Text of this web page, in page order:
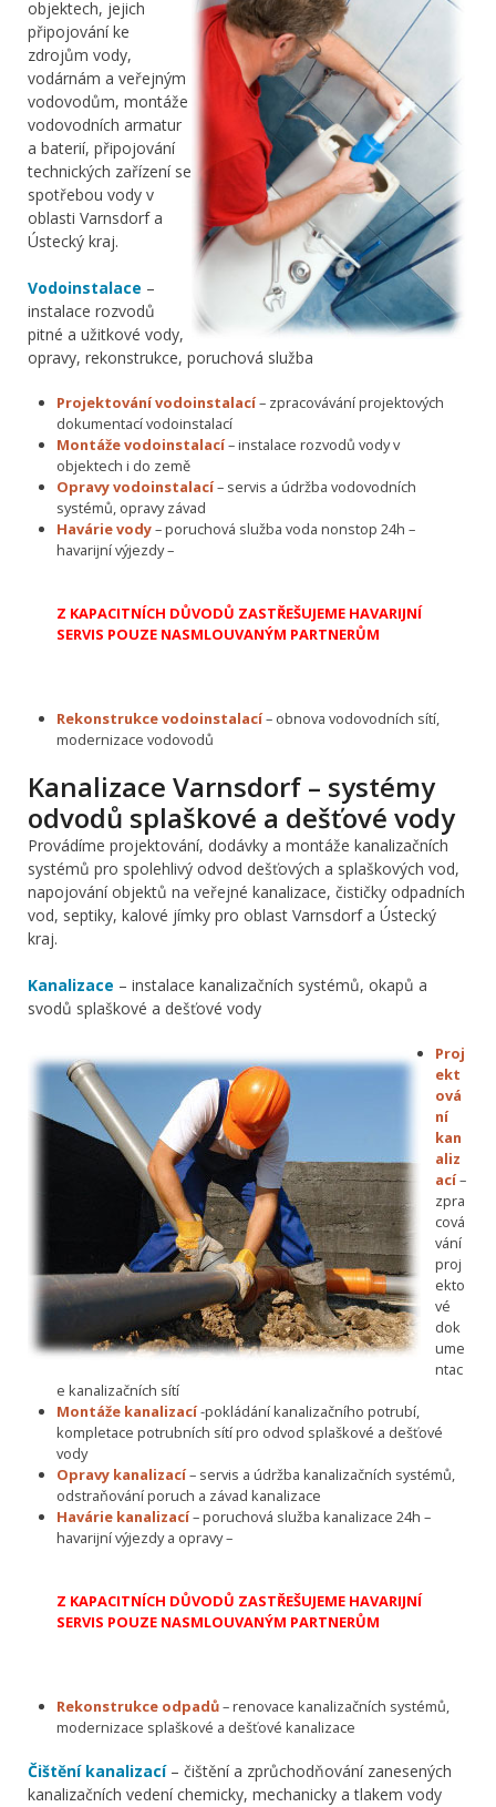
objektech, jejich
připojování ke
zdrojům vody,
vodárnám a veřejným
vodovodům, montáže
vodovodních armatur
a baterií, připojování
technických zařízení se
spotřebou vody v
oblasti Varnsdorf a
Ústecký kraj.
Vodoinstalace –
instalace rozvodů
pitné a užitkové vody,
opravy, rekonstrukce, poruchová služba
Projektování vodoinstalací– zpracovávání projektových
dokumentací vodoinstalací
Montáže vodoinstalací– instalace rozvodů vody v
objektech i do země
Opravy vodoinstalací– servis a údržba vodovodních
systémů, opravy závad
Havárie vody– poruchová služba voda nonstop 24h –
havarijní výjezdy –
Z KAPACITNÍCH DŮVODŮ ZASTŘEŠUJEME HAVARIJNÍ
SERVIS POUZE NASMLOUVANÝM PARTNERŮM
Rekonstrukce vodoinstalací– obnova vodovodních sítí,
modernizace vodovodů
Kanalizace Varnsdorf – systémy
odvodů splaškové a dešťové vody
Provádíme projektování, dodávky a montáže kanalizačních
systémů pro spolehlivý odvod dešťových a splaškových vod,
napojování objektů na veřejné kanalizace, čističky odpadních
vod, septiky, kalové jímky pro oblast Varnsdorf a Ústecký
kraj.
Kanalizace – instalace kanalizačních systémů, okapů a
svodů splaškové a dešťové vody
Proj
ekt
ová
ní
kan
aliz
ací–
zpra
cová
vání
proj
ekto
vé
dok
ume
ntac
e kanalizačních sítí
Montáže kanalizací-pokládání kanalizačního potrubí,
kompletace potrubních sítí pro odvod splaškové a dešťové
vody
Opravy kanalizací– servis a údržba kanalizačních systémů,
odstraňování poruch a závad kanalizace
Havárie kanalizací– poruchová služba kanalizace 24h –
havarijní výjezdy a opravy –
Z KAPACITNÍCH DŮVODŮ ZASTŘEŠUJEME HAVARIJNÍ
SERVIS POUZE NASMLOUVANÝM PARTNERŮM
Rekonstrukce odpadů– renovace kanalizačních systémů,
modernizace splaškové a dešťové kanalizace
Čištění kanalizací– čištění a zprůchodňování zanesených
kanalizačních vedení chemicky, mechanicky a tlakem vody